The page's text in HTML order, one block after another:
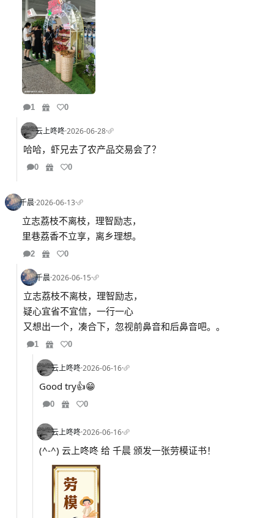
1 0
云上咚咚·2026-06-28·
哈哈，虾兄去了农产品交易会了？
0 0
千晨·2026-06-13·
立志荔枝不离枝，理智励志，
里巷荔香不立享，离乡理想。
2 0
千晨·2026-06-15·
立志荔枝不离枝，理智励志，
疑心宜省不宜信，一行一心
又想出一个，凑合下，忽视前鼻音和后鼻音吧。。
1 0
云上咚咚·2026-06-16·
Good try👍😁
0 0
云上咚咚·2026-06-16·
(^-^) 云上咚咚 给 千晨 颁发一张劳模证书！